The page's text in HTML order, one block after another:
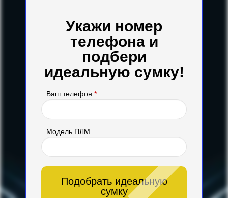
Укажи номер
телефона и
подбери
идеальную сумку!
Ваш телефон *
Модель ПЛМ
Подобрать идеальную
сумку